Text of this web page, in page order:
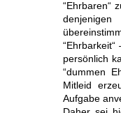
“Ehrbaren“
persönlich
“dummen
Mitleid
Aufgabe